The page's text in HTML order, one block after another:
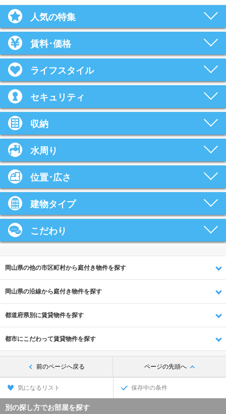
人気の特集
賃料･価格
ライフスタイル
セキュリティ
収納
水周り
位置･広さ
建物タイプ
こだわり
岡山県の他の市区町村から庭付き物件を探す
岡山県の沿線から庭付き物件を探す
都道府県別に賃貸物件を探す
都市にこだわって賃貸物件を探す
前のページへ戻る ページの先頭へ
気になるリスト 保存中の条件
別の探し方でお部屋を探す